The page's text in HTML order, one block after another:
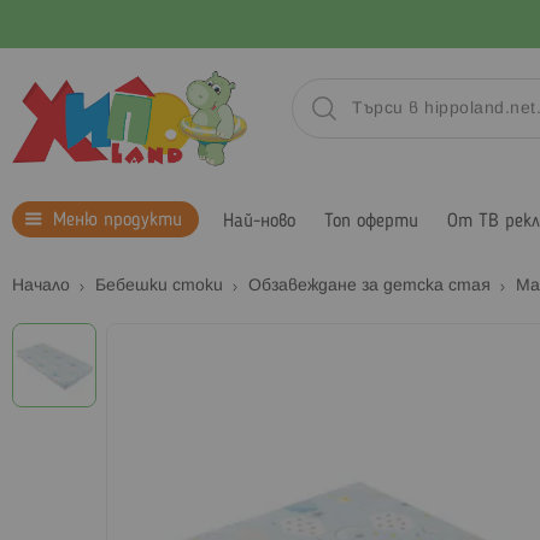
Меню продукти Най-ново Топ оферти От ТВ
Начало Бебешки стоки Обзавеждане за детска стая
Преминете
на